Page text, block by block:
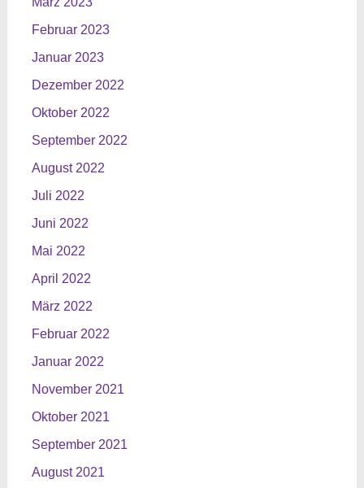
Februar 2023
Januar 2023
Dezember 2022
Oktober 2022
September 2022
August 2022
Juli 2022
Juni 2022
Mai 2022
April 2022
März 2022
Februar 2022
Januar 2022
November 2021
Oktober 2021
September 2021
August 2021